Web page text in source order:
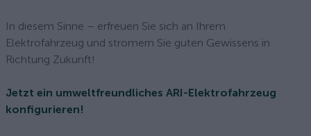
In diesem Sinne – erfreuen Sie sich an Ihrem
Elektrofahrzeug und stromern Sie guten Gewissens in
Richtung Zukunft!
Jetzt ein umweltfreundliches ARI-Elektrofahrzeug
konfigurieren!